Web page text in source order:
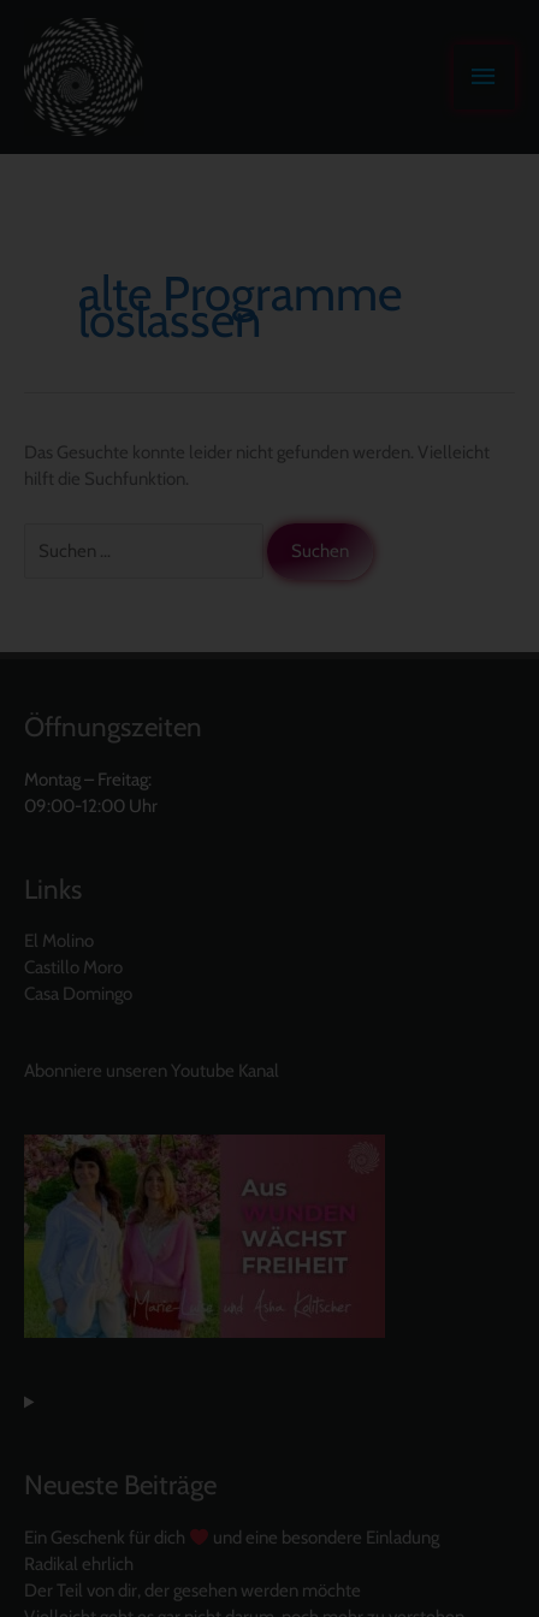
Inhalt
springen
alte Programme
loslassen
Das Gesuchte konnte leider nicht gefunden werden. Vielleicht
hilft die Suchfunktion.
Öffnungszeiten
Montag – Freitag:
09:00-12:00 Uhr
Links
El Molino
Castillo Moro
Casa Domingo
Abonniere unseren Youtube Kanal
Neueste Beiträge
Ein Geschenk für dich
und eine besondere Einladung
Radikal ehrlich
Der Teil von dir, der gesehen werden möchte